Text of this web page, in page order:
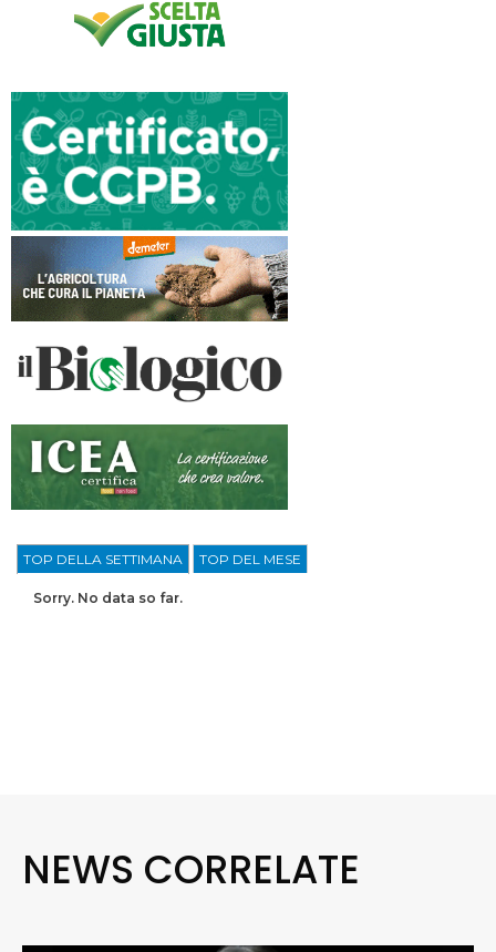
TOP DELLA SETTIMANA TOP DEL MESE
Sorry. No data so far.
NEWS CORRELATE